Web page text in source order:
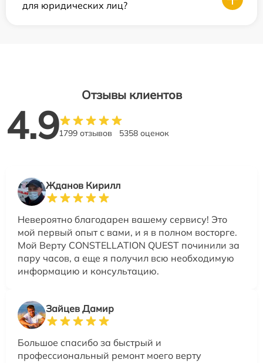
для юридических лиц?
Отзывы клиентов
4.91799 отзывов 5358 оценок
Жданов Кирилл
Невероятно благодарен вашему сервису! Это
мой первый опыт с вами, и я в полном восторге.
Мой Верту CONSTELLATION QUEST починили за
пару часов, а еще я получил всю необходимую
информацию и консультацию.
Зайцев Дамир
Большое спасибо за быстрый и
профессиональный ремонт моего верту